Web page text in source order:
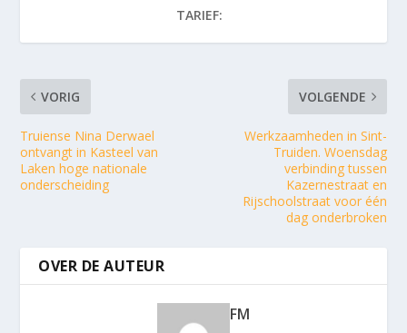
TARIEF:
VORIG
Truiense Nina Derwael
ontvangt in Kasteel van
Laken hoge nationale
onderscheiding
VOLGENDE
Werkzaamheden in Sint-
Truiden. Woensdag
verbinding tussen
Kazernestraat en
Rijschoolstraat voor één
dag onderbroken
OVER DE AUTEUR
FM